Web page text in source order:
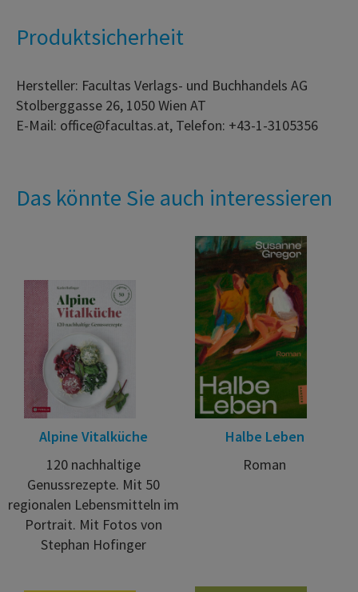
Produktsicherheit
Hersteller: Facultas Verlags- und Buchhandels AG
Stolberggasse 26, 1050 Wien AT
E-Mail: office@facultas.at, Telefon: +43-1-3105356
Das könnte Sie auch interessieren
Alpine Vitalküche
120 nachhaltige
Genussrezepte. Mit 50
regionalen Lebensmitteln im
Portrait. Mit Fotos von
Stephan Hofinger
Halbe Leben
Roman